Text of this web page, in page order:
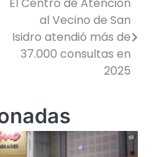
al Vecino de San
Isidro atendió más de
37.000 consultas en
2025